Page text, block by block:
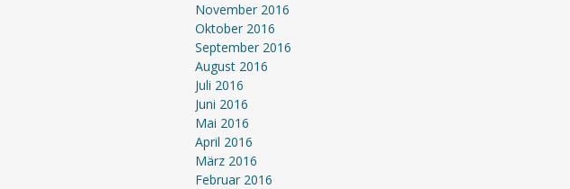
November 2016
Oktober 2016
September 2016
August 2016
Juli 2016
Juni 2016
Mai 2016
April 2016
März 2016
Februar 2016